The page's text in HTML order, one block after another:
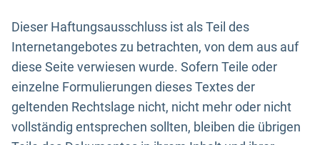
Dieser Haftungsausschluss ist als Teil des
Internetangebotes zu betrachten, von dem aus auf
diese Seite verwiesen wurde. Sofern Teile oder
einzelne Formulierungen dieses Textes der
geltenden Rechtslage nicht, nicht mehr oder nicht
vollständig entsprechen sollten, bleiben die übrigen